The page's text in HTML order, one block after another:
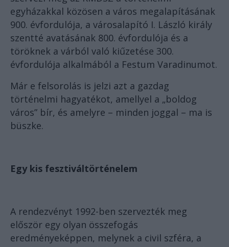
egyházakkal közösen a város megalapításának
900. évfordulója, a városalapító I. László király
szentté avatásának 800. évfordulója és a
töröknek a várból való kiűzetése 300.
évfordulója alkalmából a Festum Varadinumot.
Már e felsorolás is jelzi azt a gazdag
történelmi hagyatékot, amellyel a „boldog
város” bír, és amelyre – minden joggal – ma is
büszke.
Egy kis fesztiváltörténelem
A rendezvényt 1992-ben szervezték meg
először egy olyan összefogás
eredményeképpen, melynek a civil szféra, a